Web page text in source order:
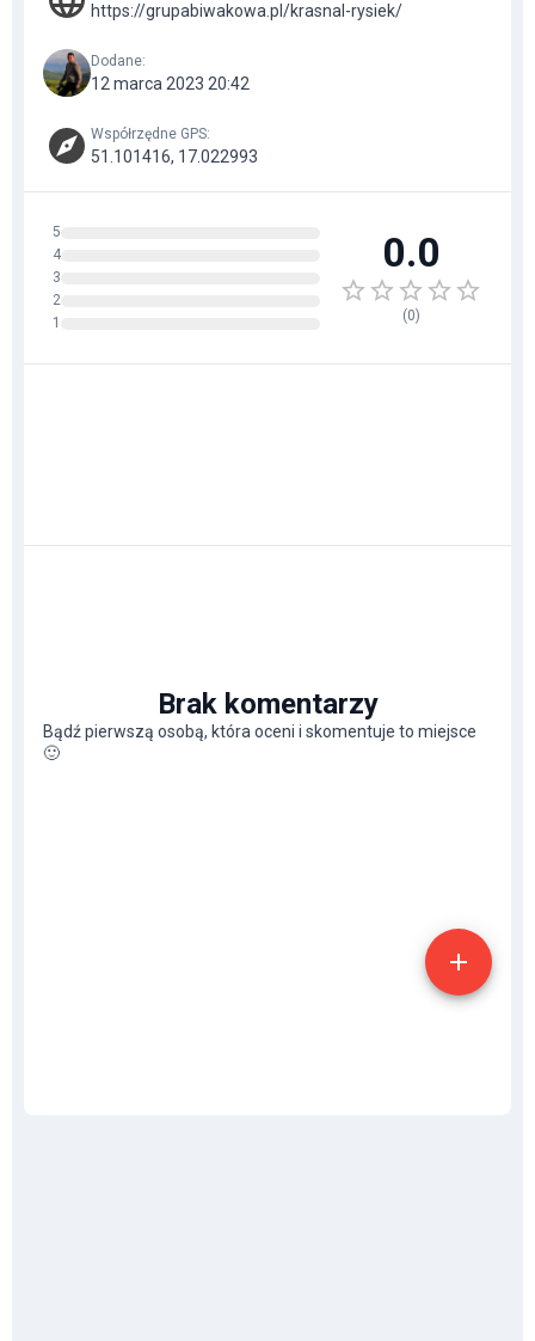
https://grupabiwakowa.pl/krasnal-rysiek/
Dodane:
12 marca 2023 20:42
Współrzędne GPS:
51.101416, 17.022993
5
4
3
2
1
0.0
(0)
Brak komentarzy
Bądź pierwszą osobą, która oceni i skomentuje to miejsce
🙂